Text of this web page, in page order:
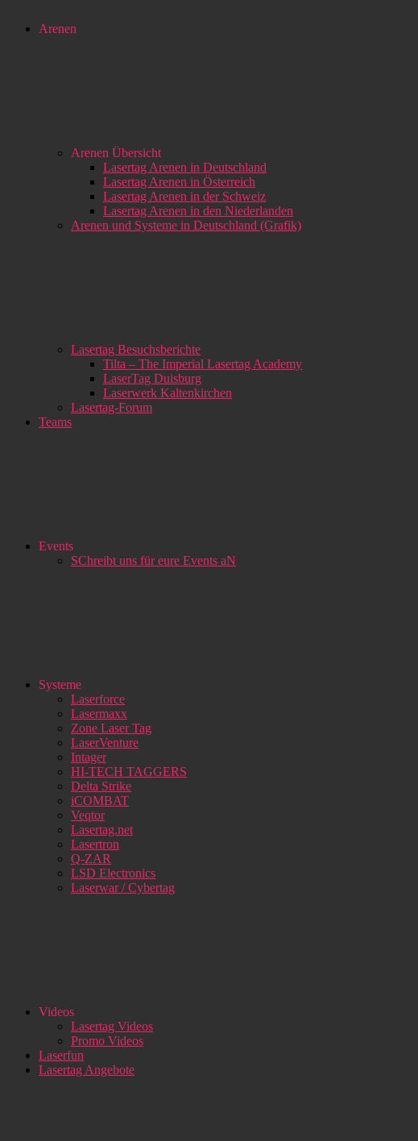
Arenen
Arenen Übersicht
Lasertag Arenen in Deutschland
Lasertag Arenen in Österreich
Lasertag Arenen in der Schweiz
Lasertag Arenen in den Niederlanden
Arenen und Systeme in Deutschland (Grafik)
Lasertag Besuchsberichte
Tilta – The Imperial Lasertag Academy
LaserTag Duisburg
Laserwerk Kaltenkirchen
Lasertag-Forum
Teams
Events
SChreibt uns für eure Events aN
Systeme
Laserforce
Lasermaxx
Zone Laser Tag
LaserVenture
Intager
HI-TECH TAGGERS
Delta Strike
iCOMBAT
Veqtor
Lasertag.net
Lasertron
Q-ZAR
LSD Electronics
Laserwar / Cybertag
Videos
Lasertag Videos
Promo Videos
Laserfun
Lasertag Angebote